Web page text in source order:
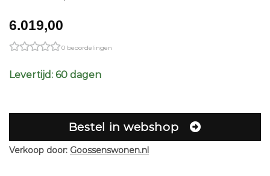
6.019,00
0 beoordelingen
Levertijd: 60 dagen
Bestel in webshop
Verkoop door: Goossenswonen.nl